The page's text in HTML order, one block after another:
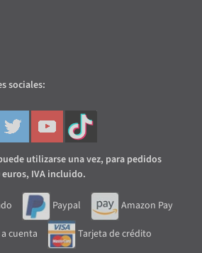
sociales:
utilizarse una vez, para pedidos
IVA incluido.
Paypal
Amazon Pay
cuenta
Tarjeta de crédito